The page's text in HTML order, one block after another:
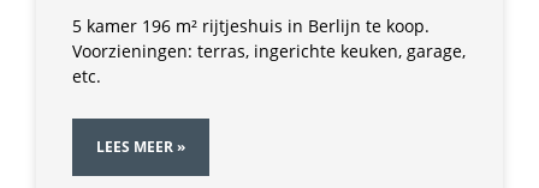
5 kamer 196 m² rijtjeshuis in Berlijn te koop.
Voorzieningen: terras, ingerichte keuken, garage,
etc.
LEES MEER »